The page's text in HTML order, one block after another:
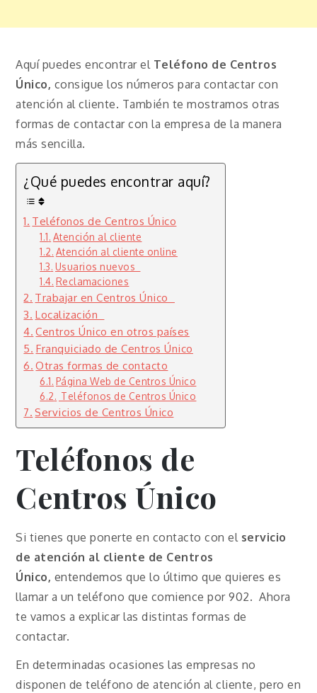
Aquí puedes encontrar el Teléfono de Centros
Único, consigue los números para contactar con
atención al cliente. También te mostramos otras
formas de contactar con la empresa de la manera
más sencilla.
¿Qué puedes encontrar aquí?
Teléfonos de Centros Único
Atención al cliente
Atención al cliente online
Usuarios nuevos
Reclamaciones
Trabajar en Centros Único
Localización
Centros Único en otros países
Franquiciado de Centros Único
Otras formas de contacto
Página Web de Centros Único
Teléfonos de Centros Único
Servicios de Centros Único
Teléfonos de
Centros Único
Si tienes que ponerte en contacto con el servicio
de atención al cliente de Centros
Único, entendemos que lo último que quieres es
llamar a un teléfono que comience por 902. Ahora
te vamos a explicar las distintas formas de
contactar.
En determinadas ocasiones las empresas no
disponen de teléfono de atención al cliente, pero en